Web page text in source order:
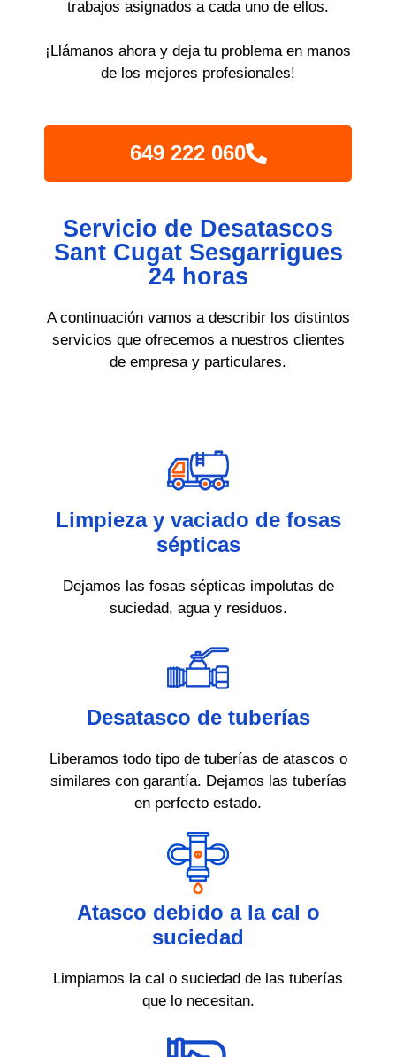
trabajos asignados a cada uno de ellos.
¡Llámanos ahora y deja tu problema en manos
de los mejores profesionales!
649 222 060
Servicio de Desatascos
Sant Cugat Sesgarrigues
24 horas
A continuación vamos a describir los distintos
servicios que ofrecemos a nuestros clientes
de empresa y particulares.
Limpieza y vaciado de fosas
sépticas
Dejamos las fosas sépticas impolutas de
suciedad, agua y residuos.
Desatasco de tuberías
Liberamos todo tipo de tuberías de atascos o
similares con garantía. Dejamos las tuberías
en perfecto estado.
Atasco debido a la cal o
suciedad
Limpiamos la cal o suciedad de las tuberías
que lo necesitan.